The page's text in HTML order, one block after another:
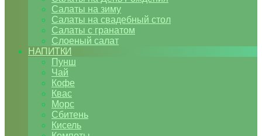
Салаты на зиму
Салаты на свадебный стол
Салаты с гранатом
Слоеный салат
НАПИТКИ
Пунш
Чай
Кофе
Квас
Морс
Сбитень
Кисель